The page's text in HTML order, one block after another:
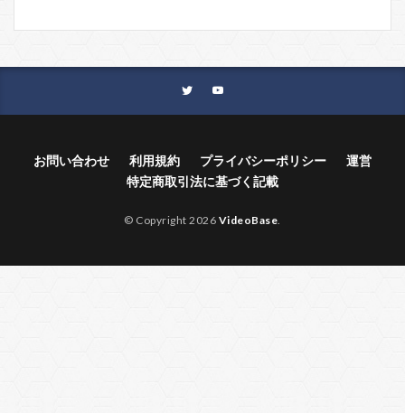
お問い合わせ 利用規約 プライバシーポリシー
運営
特定商取引法に基づく記載
© Copyright 2026 VideoBase.